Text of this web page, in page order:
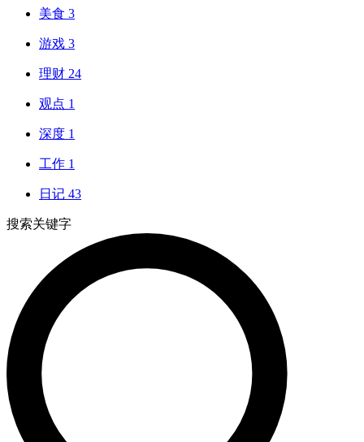
美食 3
游戏 3
理财 24
观点 1
深度 1
工作 1
日记 43
搜索关键字